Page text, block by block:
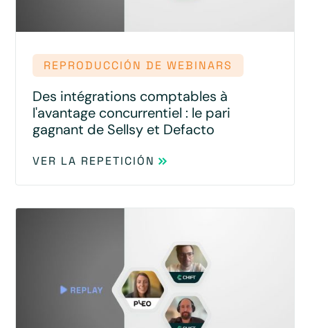
REPRODUCCIÓN DE WEBINARS
Des intégrations comptables à
l'avantage concurrentiel : le pari
gagnant de Sellsy et Defacto
VER LA REPETICIÓN